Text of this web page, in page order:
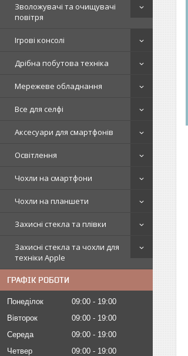
Зволожувачі та очищувачі
повітря
Ігрові консолі
Дрібна побутова техніка
Мережеве обладнання
Все для селфі
Аксесуари для смартфонів
Освітлення
Чохли на смартфони
Чохли на планшети
Захисні стекла та плівки
Захисні стекла та чохли для
техніки Apple
ГРАФІК РОБОТИ
Понеділок 09:00
19:00
Вівторок
09:00
19:00
Середа
09:00
19:00
Четвер
09:00
19:00